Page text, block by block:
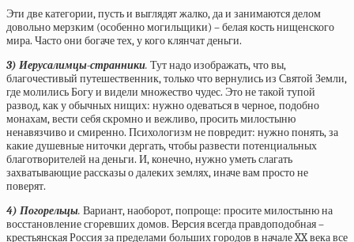
Эти две категории, пусть и выглядят жалко, да и занимаются делом
довольно мерзким (особенно могильщики) – белая кость нищенского
мира. Часто они богаче тех, у кого клянчат деньги.
3) Иерусалимцы-странники. Тут надо изображать, что вы,
благочестивый путешественник, только что вернулись из Святой Земли,
где молились Богу и видели множество чудес. Это не такой тупой
развод, как у обычных нищих: нужно одеваться в черное, подобно
монахам, вести себя скромно и вежливо, просить милостыню
ненавязчиво и смиренно. Психологизм не повредит: нужно понять, за
какие душевные ниточки дергать, чтобы развести потенциальных
благотворителей на деньги. И, конечно, нужно уметь слагать
захватывающие рассказы о далеких землях, иначе вам просто не
поверят.
4) Погорельцы. Вариант, наоборот, попроще: просите милостыню на
восстановление сгоревших домов. Версия всегда правдоподобная –
крестьянская Россия за пределами больших городов в начале XX века все